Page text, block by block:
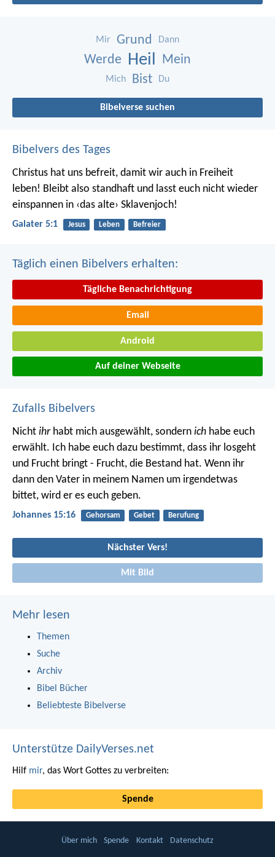
Mir Grund Dann
Werde Heil Mein
Mich Bist Du
Bibelverse suchen
Bibelvers des Tages
Christus hat uns befreit, damit wir auch in Freiheit
leben! Bleibt also standhaft und lasst euch nicht wieder
einspannen in ‹das alte› Sklavenjoch!
Galater 5:1 Jesus Leben Befreier
Täglich einen Bibelvers erhalten:
Tägliche Benachrichtigung
Email
Android
Auf deiner Webseite
Zufalls Bibelvers
Nicht ihrhabt mich ausgewählt, sondern ich habe euch
erwählt. Ich habe euch dazu bestimmt, dass ihr losgeht
und Frucht bringt - Frucht, die Bestand hat. Wenn ihr
dann den Vater in meinem Namen um irgendetwas
bittet, wird er es euch geben.
Johannes 15:16 Gehorsam Gebet Berufung
Nächster Vers!
Mit Bild
Mehr lesen
Themen
Suche
Archiv
Bibel Bücher
Beliebteste Bibelverse
Unterstütze DailyVerses.net
Hilf mir, das Wort Gottes zu verbreiten:
Spende
Über mich Spende Kontakt Datenschutz